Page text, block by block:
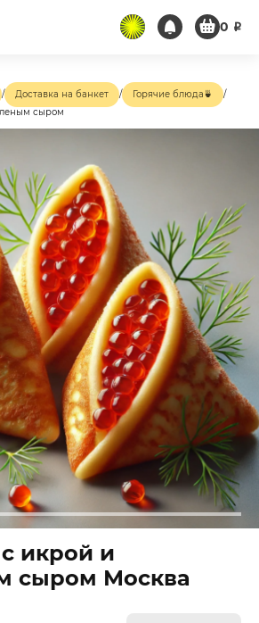
0 ₽
/ Доставка на банкет / Горячие блюда🍵
/
сыром
икрой и
сыром Москва